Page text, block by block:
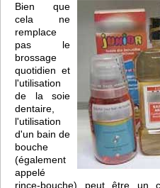
Bien que
cela ne
remplace
pas le
brossage
quotidien et
l'utilisation
de la soie
dentaire,
l'utilisation
d'un bain de
bouche
(également
appelé
rince-bouche) peut être un